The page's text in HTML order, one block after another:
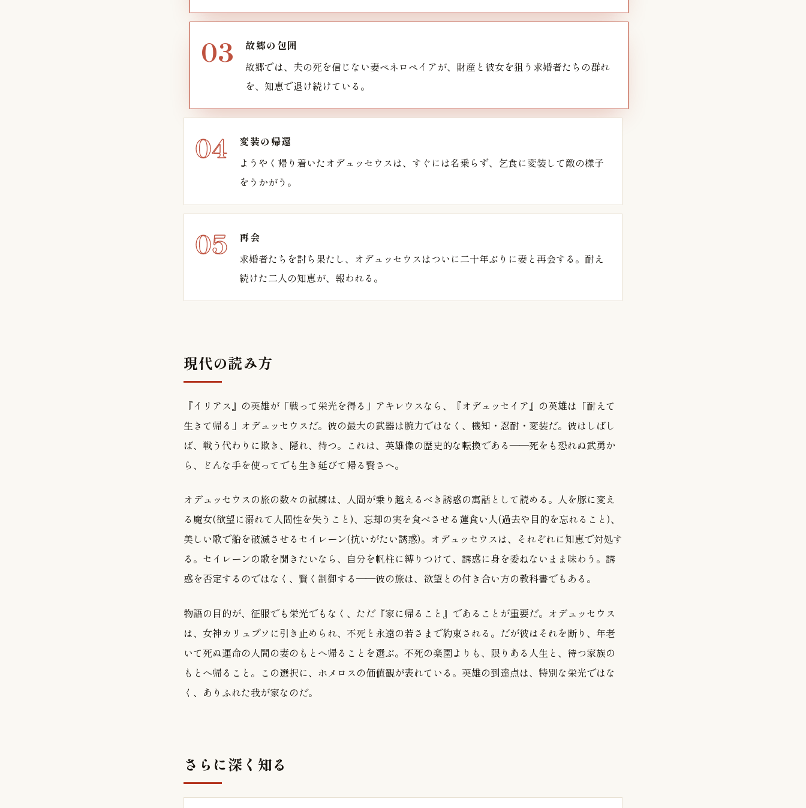
故郷の包囲
故郷では、夫の死を信じない妻ペネロペイアが、財産と彼女を狙う求婚者たちの群れ
を、知恵で退け続けている。
変装の帰還
ようやく帰り着いたオデュッセウスは、すぐには名乗らず、乞食に変装して敵の様子
をうかがう。
再会
求婚者たちを討ち果たし、オデュッセウスはついに二十年ぶりに妻と再会する。耐え
続けた二人の知恵が、報われる。
現代の読み方
『イリアス』の英雄が「戦って栄光を得る」アキレウスなら、『オデュッセイア』の英雄は「耐えて
生きて帰る」オデュッセウスだ。彼の最大の武器は腕力ではなく、機知・忍耐・変装だ。彼はしばし
ば、戦う代わりに欺き、隠れ、待つ。これは、英雄像の歴史的な転換である——死をも恐れぬ武勇か
ら、どんな手を使ってでも生き延びて帰る賢さへ。
オデュッセウスの旅の数々の試練は、人間が乗り越えるべき誘惑の寓話として読める。人を豚に変え
る魔女(欲望に溺れて人間性を失うこと)、忘却の実を食べさせる蓮食い人(過去や目的を忘れること)、
美しい歌で船を破滅させるセイレーン(抗いがたい誘惑)。オデュッセウスは、それぞれに知恵で対処す
る。セイレーンの歌を聞きたいなら、自分を帆柱に縛りつけて、誘惑に身を委ねないまま味わう。誘
惑を否定するのではなく、賢く制御する——彼の旅は、欲望との付き合い方の教科書でもある。
物語の目的が、征服でも栄光でもなく、ただ『家に帰ること』であることが重要だ。オデュッセウス
は、女神カリュプソに引き止められ、不死と永遠の若さまで約束される。だが彼はそれを断り、年老
いて死ぬ運命の人間の妻のもとへ帰ることを選ぶ。不死の楽園よりも、限りある人生と、待つ家族の
もとへ帰ること。この選択に、ホメロスの価値観が表れている。英雄の到達点は、特別な栄光ではな
く、ありふれた我が家なのだ。
さらに深く知る